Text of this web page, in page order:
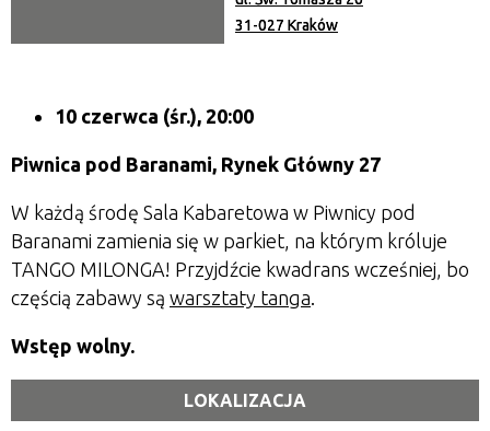
31-027 Kraków
10 czerwca (śr.), 20:00
Piwnica pod Baranami, Rynek Główny 27
W każdą środę Sala Kabaretowa w Piwnicy pod
Baranami zamienia się w parkiet, na którym króluje
TANGO MILONGA! Przyjdźcie kwadrans wcześniej, bo
częścią zabawy są warsztaty tanga.
Wstęp wolny.
LOKALIZACJA